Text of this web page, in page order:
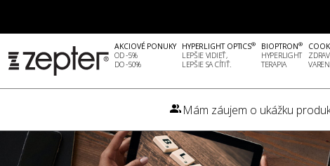
AKCIOVÉ PONUKY
OD -5%
DO -50%
HYPERLIGHT OPTICS®
LEPŠIE VIDIEŤ,
LEPŠIE SA CÍTIŤ.
BIOPTRON®
HYPERLIGHT
TERAPIA
Mám záujem o ukážku